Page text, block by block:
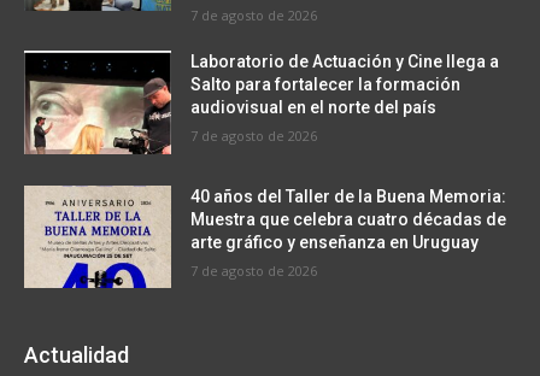
7 de agosto de 2026
Laboratorio de Actuación y Cine llega a
Salto para fortalecer la formación
audiovisual en el norte del país
7 de agosto de 2026
40 años del Taller de la Buena Memoria:
Muestra que celebra cuatro décadas de
arte gráfico y enseñanza en Uruguay
7 de agosto de 2026
Actualidad